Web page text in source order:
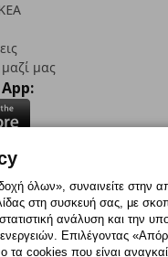
μας
TikTokYoutubePinterestTwitter
όλων», συναινείτε στην
στη συσκευή σας, με
ανάλυση και την
Επιλέγοντας
τα cookies που είναι